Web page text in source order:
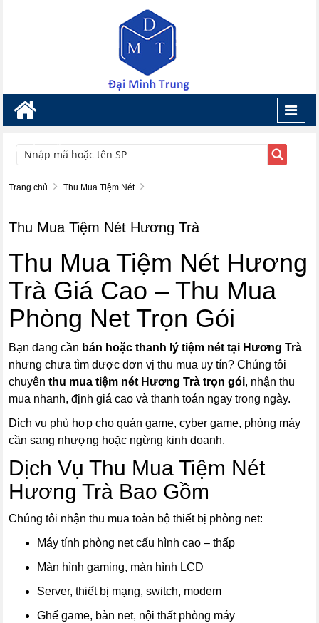
TÌM KIẾM
Trang chủ Thu Mua Tiệm Nét
Thu Mua Tiệm Nét Hương Trà
Thu Mua Tiệm Nét Hương
Trà Giá Cao – Thu Mua
Phòng Net Trọn Gói
Bạn đang cần bán hoặc thanh lý tiệm nét tại Hương Trà
nhưng chưa tìm được đơn vị thu mua uy tín? Chúng tôi
chuyênthu mua tiệm nét Hương Trà trọn gói, nhận thu
mua nhanh, định giá cao và thanh toán ngay trong ngày.
Dịch vụ phù hợp cho quán game, cyber game, phòng máy
cần sang nhượng hoặc ngừng kinh doanh.
Dịch Vụ Thu Mua Tiệm Nét
Hương Trà Bao Gồm
Chúng tôi nhận thu mua toàn bộ thiết bị phòng net:
Máy tính phòng net cấu hình cao – thấp
Màn hình gaming, màn hình LCD
Server, thiết bị mạng, switch, modem
Ghế game, bàn net, nội thất phòng máy